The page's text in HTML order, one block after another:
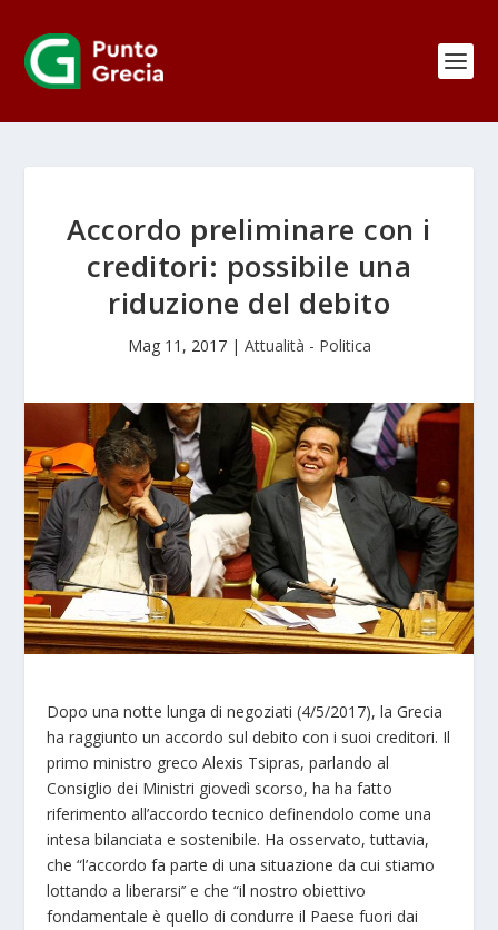
Accordo preliminare con i
creditori: possibile una
riduzione del debito
Mag 11, 2017| Attualità - Politica
Dopo una notte lunga di negoziati (4/5/2017), la Grecia
ha raggiunto un accordo sul debito con i suoi creditori. Il
primo ministro greco Alexis Tsipras, parlando al
Consiglio dei Ministri giovedì scorso, ha ha fatto
riferimento all’accordo tecnico definendolo come una
intesa bilanciata e sostenibile. Ha osservato, tuttavia,
che “l’accordo fa parte di una situazione da cui stiamo
lottando a liberarsi’’ e che “il nostro obiettivo
fondamentale è quello di condurre il Paese fuori dai